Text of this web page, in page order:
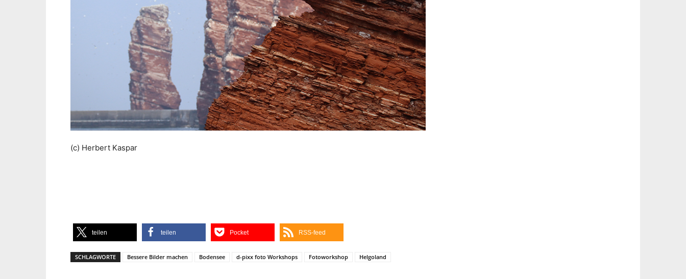
(c) Herbert Kaspar
teilen teilen Pocket RSS-feed
SCHLAGWORTE Bessere Bilder machen Bodensee d-pixx foto Workshops Fotoworkshop Helgoland